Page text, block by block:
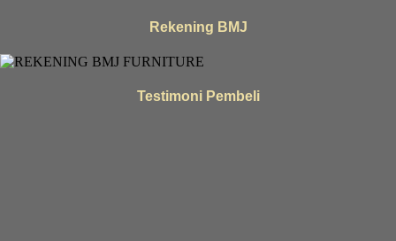
Rekening BMJ
Testimoni Pembeli